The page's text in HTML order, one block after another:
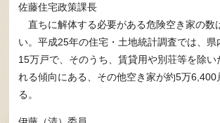
佐藤住宅政策課長
直ちに解体する必要がある危険空き家の数
い。平成25年の住宅・土地統計調査では、県
15万戸で、そのうち、賃貸用や別荘等を除い
れる傾向にある、その他空き家が約5万6,400
る。